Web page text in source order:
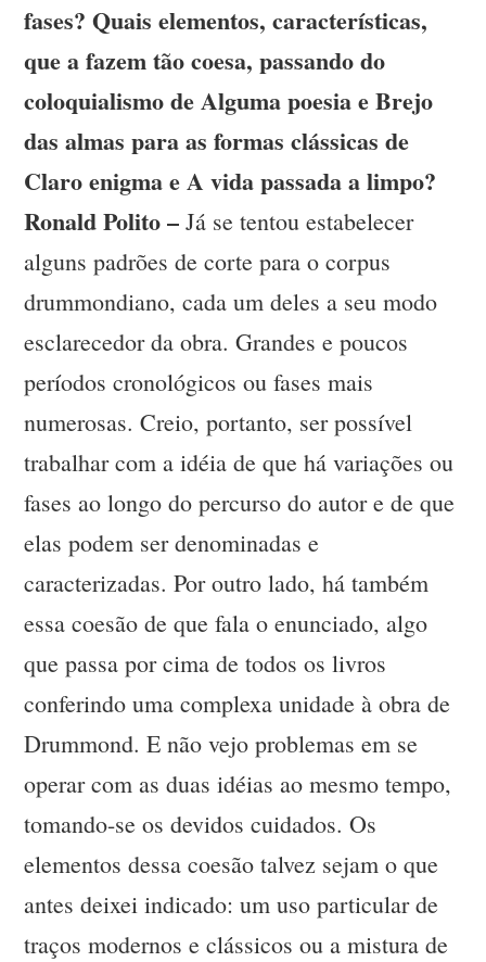
fases? Quais elementos, características,
que a fazem tão coesa, passando do
coloquialismo de Alguma poesia e Brejo
das almas para as formas clássicas de
Claro enigma e A vida passada a limpo?
Ronald Polito – Já se tentou estabelecer
alguns padrões de corte para o corpus
drummondiano, cada um deles a seu modo
esclarecedor da obra. Grandes e poucos
períodos cronológicos ou fases mais
numerosas. Creio, portanto, ser possível
trabalhar com a idéia de que há variações ou
fases ao longo do percurso do autor e de que
elas podem ser denominadas e
caracterizadas. Por outro lado, há também
essa coesão de que fala o enunciado, algo
que passa por cima de todos os livros
conferindo uma complexa unidade à obra de
Drummond. E não vejo problemas em se
operar com as duas idéias ao mesmo tempo,
tomando-se os devidos cuidados. Os
elementos dessa coesão talvez sejam o que
antes deixei indicado: um uso particular de
traços modernos e clássicos ou a mistura de